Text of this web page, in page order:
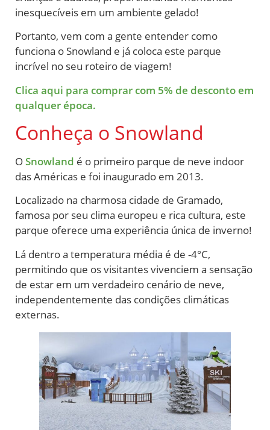
inesquecíveis em um ambiente gelado!
Portanto, vem com a gente entender como
funciona o Snowland e já coloca este parque
incrível no seu roteiro de viagem!
Clica aqui para comprar com 5% de desconto em
qualquer época.
Conheça o Snowland
OSnowland é o primeiro parque de neve indoor
das Américas e foi inaugurado em 2013.
Localizado na charmosa cidade de Gramado,
famosa por seu clima europeu e rica cultura, este
parque oferece uma experiência única de inverno!
Lá dentro a temperatura média é de -4°C,
permitindo que os visitantes vivenciem a sensação
de estar em um verdadeiro cenário de neve,
independentemente das condições climáticas
externas.